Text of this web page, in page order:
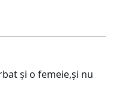
și o femeie,și nu